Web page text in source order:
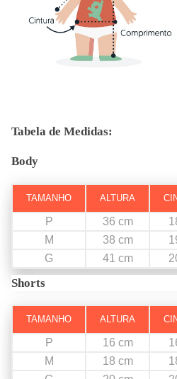
Tabela de Medidas:
Body
TAMANHO ALTURA
P 36 cm
M
38 cm
G
41 cm
Shorts
TAMANHO ALTURA
P 16 cm
M
18 cm